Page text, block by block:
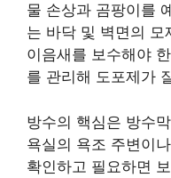
물 손상과 곰팡이를
는 바닥 및 벽면의
이음새를 보수해야
를 관리해 도포제가
방수의 핵심은 방수
욕실의 욕조 주변이
확인하고 필요하면